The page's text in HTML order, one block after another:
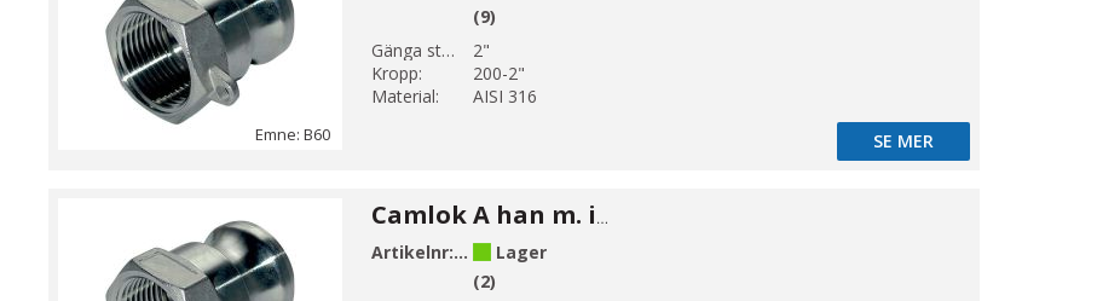
Emne: B60
(9)
Gänga storlek 1:
2"
Kropp:
200-2"
Material:
AISI 316
SE MER
Camlok A han m. inv 2 1/2"
Artikelnr:B60-10Lager
(2)